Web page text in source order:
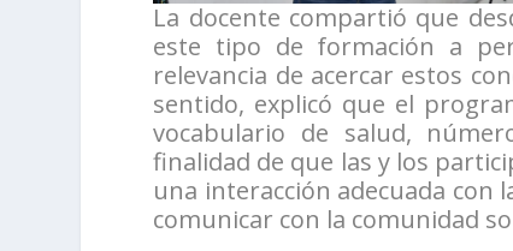
La docente compartió que
este tipo de formación a
relevancia de acercar estos
sentido, explicó que el
vocabulario de salud,
finalidad de que las y los
una interacción adecuada con
comunicar con la comunidad